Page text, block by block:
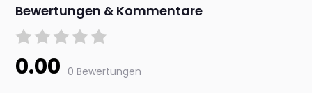
Bewertungen & Kommentare
0.00 0 Bewertungen